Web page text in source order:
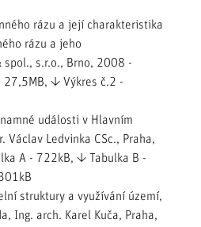
rázu a její charakteristika
rázu a jeho
spol., s.r.o., Brno, 2008 -
27,5MB, ↓ Výkres č.2 -
události v Hlavním
Václav Ledvinka CSc., Praha,
A - 722kB, ↓ Tabulka B -
struktury a využívání území,
Ing. arch. Karel Kuča, Praha,